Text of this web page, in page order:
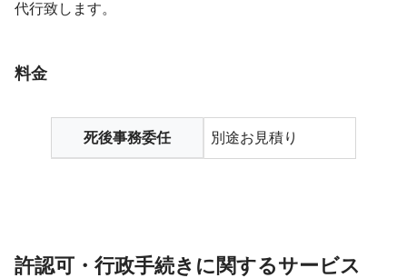
代行致します。
料金
死後事務委任 別途お見積り
許認可・行政手続きに関するサービス